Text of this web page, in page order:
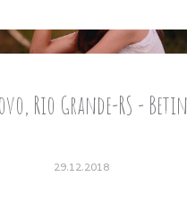
Rio Grande-RS -
29.12.2018